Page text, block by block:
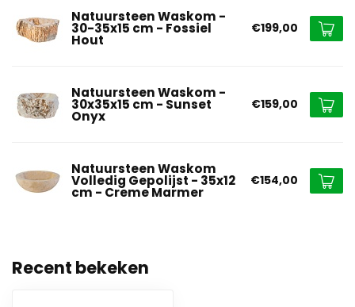
Natuursteen Waskom -
30-35x15 cm - Fossiel
Hout
€199,00
Natuursteen Waskom -
30x35x15 cm - Sunset
Onyx
€159,00
Natuursteen Waskom
Volledig Gepolijst - 35x12
cm - Creme Marmer
€154,00
Recent bekeken